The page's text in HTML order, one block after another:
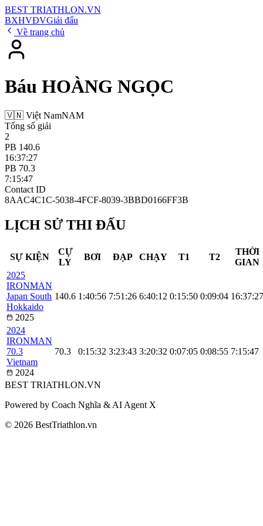
BEST TRIATHLON.VN
BXHVĐVGiải đấu
Về trang chủ
Báu HOÀNG NGỌC
🇻🇳 Việt NamNAM
Tổng số giải
2
PB 140.6
16:37:27
PB 70.3
7:15:47
Contact ID
8AAC4C1C-5038-4FCF-8039-3BBD0166FF3B
LỊCH SỬ THI ĐẤU
SỰ KIỆN
CỰ
LY
BƠI ĐẠP CHẠY T1 T2
THỜI
GIAN
2025
IRONMAN
Japan South
Hokkaido
2025
140.6 1:40:56 7:51:26 6:40:12 0:15:50 0:09:04 16:37:27
2024
IRONMAN
70.3
Vietnam
2024
70.3 0:15:32 3:23:43 3:20:32 0:07:05 0:08:55 7:15:47
BEST TRIATHLON.VN
Powered by Coach Nghĩa & AI Agent X
© 2026 BestTriathlon.vn